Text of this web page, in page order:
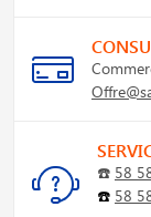
☎️ 58
☎️ 58